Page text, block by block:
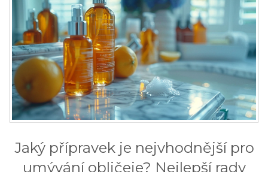
Jaký přípravek je nejvhodnější pro
umývání obličeje? Nejlepší rady